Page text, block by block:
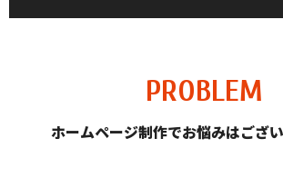
PROBLEM
ホームページ制作でお悩みはござ